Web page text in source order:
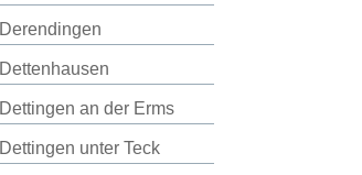
Derendingen
Dettenhausen
Dettingen an der Erms
Dettingen unter Teck